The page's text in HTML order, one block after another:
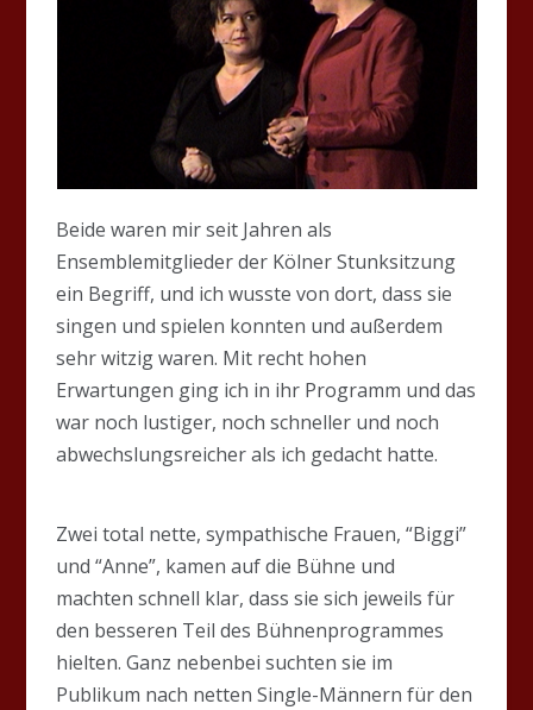
Beide waren mir seit Jahren als
Ensemblemitglieder der Kölner Stunksitzung
ein Begriff, und ich wusste von dort, dass sie
singen und spielen konnten und außerdem
sehr witzig waren. Mit recht hohen
Erwartungen ging ich in ihr Programm und das
war noch lustiger, noch schneller und noch
abwechslungsreicher als ich gedacht hatte.
Zwei total nette, sympathische Frauen, “Biggi”
und “Anne”, kamen auf die Bühne und
machten schnell klar, dass sie sich jeweils für
den besseren Teil des Bühnenprogrammes
hielten. Ganz nebenbei suchten sie im
Publikum nach netten Single-Männern für den